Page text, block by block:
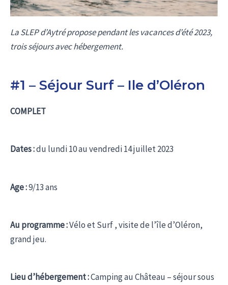
La SLEP d’Aytré propose pendant les vacances d’été 2023,
trois séjours avec hébergement.
#1 – Séjour Surf – Ile d’Oléron
COMPLET
Dates :du lundi 10 au vendredi 14 juillet 2023
Age :9/13 ans
Au programme :Vélo et Surf , visite de l’île d’Oléron,
grand jeu.
Lieu d’hébergement :Camping au Château – séjour sous